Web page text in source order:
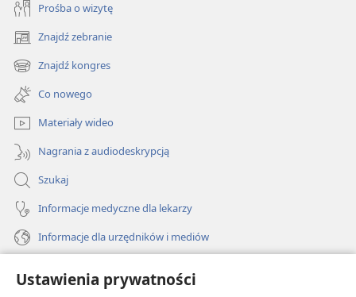
Ustawienia prywatności
Prośba o wizytę
Znajdź zebranie
(opens
new
window)
Znajdź kongres
(opens
new
window)
Co nowego
Materiały wideo
Nagrania z audiodeskrypcją
Szukaj
Informacje medyczne dla lekarzy
Informacje dla urzędników i mediów